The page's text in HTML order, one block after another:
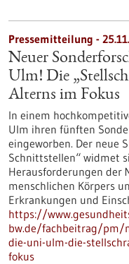
Pressemitteilung -
Neuer
Ulm! Die
Alterns im Fokus
In einem
Ulm ihren fünften
eingeworben. Der neue
Schnittstellen“ widmet
Herausforderungen der
menschlichen Körpers
Erkrankungen und
https://
bw.de/fachbeitrag/pm/
die-uni-ulm-die-
fokus